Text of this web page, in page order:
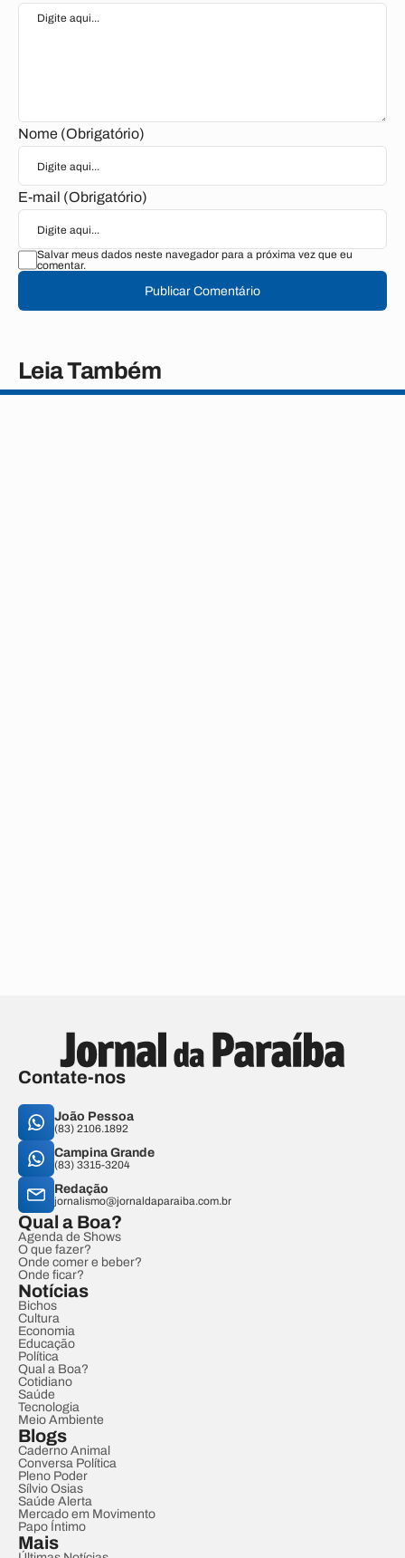
Nome (Obrigatório)
E-mail (Obrigatório)
Salvar meus dados neste navegador para a próxima vez que eu
comentar.
Publicar Comentário
Leia Também
Contate-nos
João Pessoa
(83) 2106.1892
Campina Grande
(83) 3315-3204
Redação
jornalismo@jornaldaparaiba.com.br
Qual a Boa?
Agenda de Shows
O que fazer?
Onde comer e beber?
Onde ficar?
Notícias
Bichos
Cultura
Economia
Educação
Política
Qual a Boa?
Cotidiano
Saúde
Tecnologia
Meio Ambiente
Blogs
Caderno Animal
Conversa Política
Pleno Poder
Sílvio Osias
Saúde Alerta
Mercado em Movimento
Papo Íntimo
Mais